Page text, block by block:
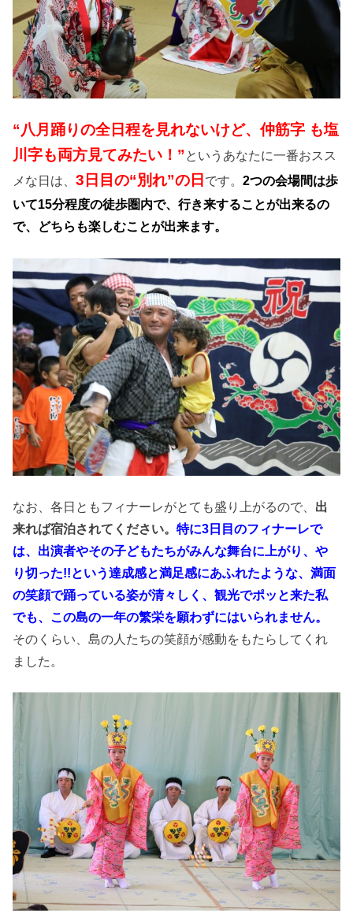
“八月踊りの全日程を見れないけど、仲筋字 も塩
川字も両方見てみたい！”というあなたに一番おスス
メな日は、3日目の“別れ”の日 です。2つの会場間は歩
いて15分程度の徒歩圏内で、行き来することが出来るの
で、どちらも楽しむことが出来ます。
なお、各日ともフィナーレがとても盛り上がるので、 出
来れば宿泊されてください。特に3日目のフィナーレで
は、出演者やその子どもたちがみんな舞台に上がり、や
り切った!!という達成感と満足感にあふれたような、満面
の笑顔で踊っている姿が清々しく、観光でポッと来た私
でも、この島の一年の繁栄を願わずにはいられません。
そのくらい、島の人たちの笑顔が感動をもたらしてくれ
ました。